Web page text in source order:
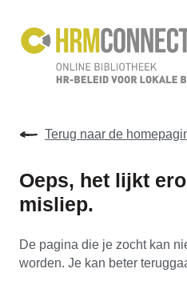
Terug naar de
Oeps, het lijkt
misliep.
De pagina die je zocht kan
worden. Je kan beter